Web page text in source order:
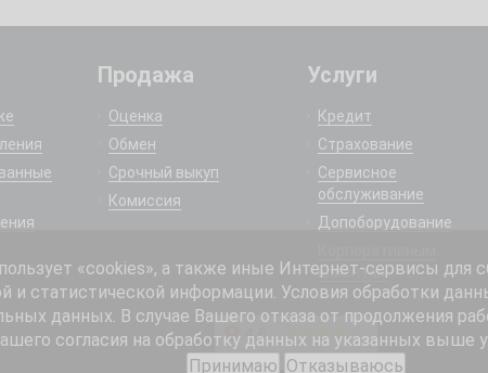
Продажа
Оценка
Обмен
Срочный выкуп
Комиссия
Услуги
Кредит
Страхование
Сервисное
обслуживание
Допоборудование
клиентам
«cookies», а также иные Интернет-сервисы для
и статистической информации. Условия обработки
данных. В случае Вашего отказа от продолжения
согласия на обработку данных на указанных выше
Принимаю Отказываюсь